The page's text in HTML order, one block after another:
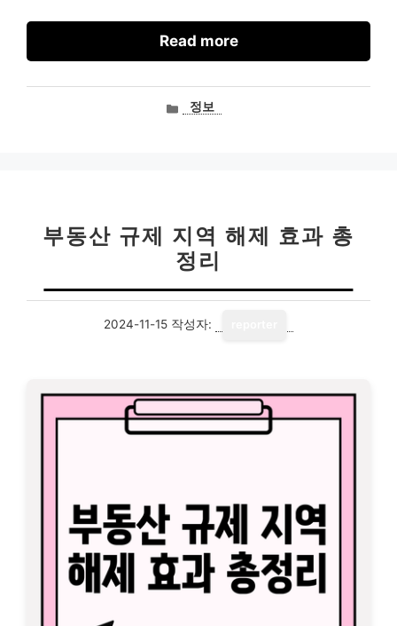
Read more
카정보
부동산 규제 지역 해제 효과 총
정리
2024-11-15 작성자: